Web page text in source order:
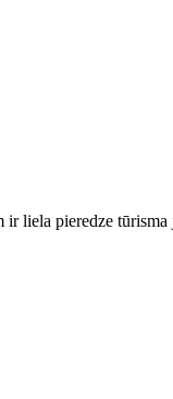
liela pieredze